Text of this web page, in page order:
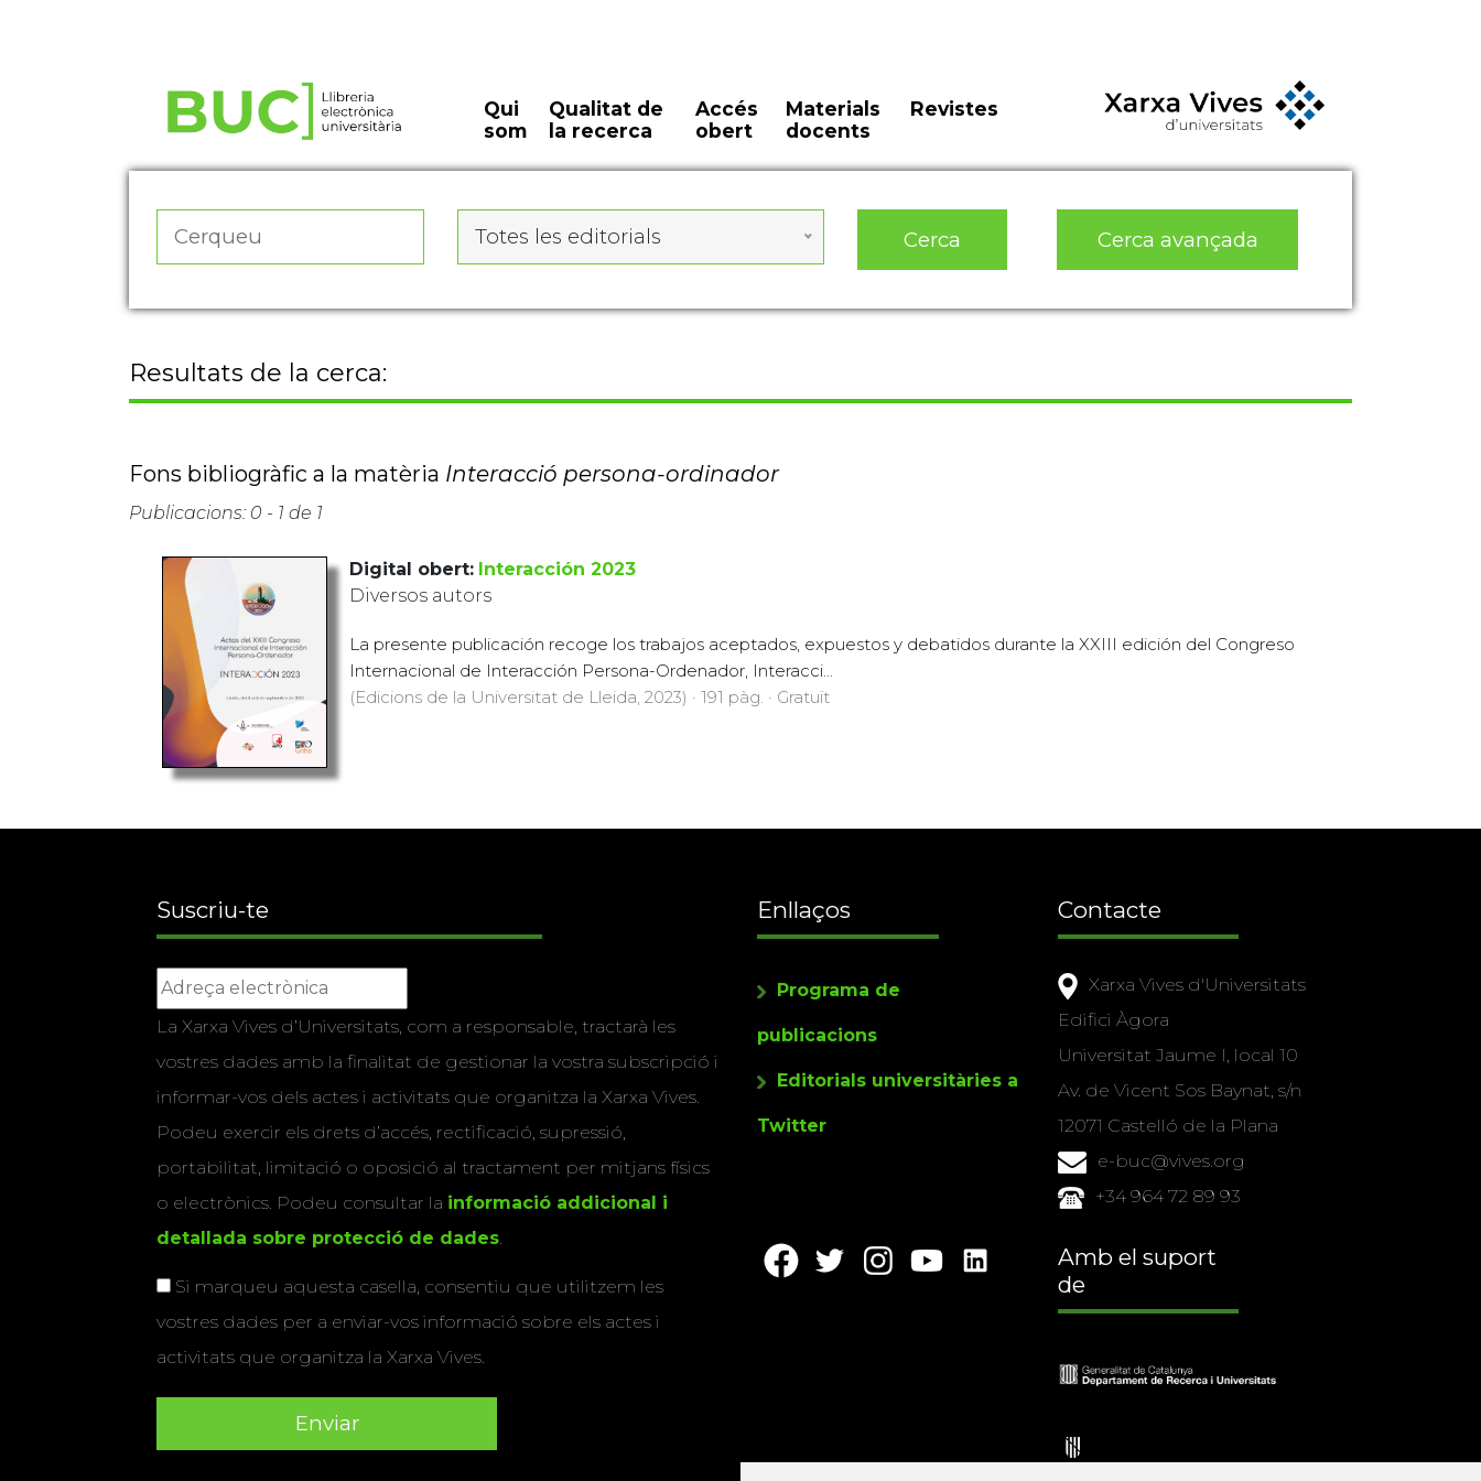
Qui
som
Qualitat de
la recerca
Accés
obert
Materials
docents
Revistes
Totes les editorials Cerca Cerca avançada
Resultats de la cerca:
Fons bibliogràfic a la matèria Interacció persona-ordinador
Publicacions: 0 - 1 de 1
Digital obert: Interacción 2023
Diversos autors
La presente publicación recoge los trabajos aceptados, expuestos y debatidos durante la XXIII edición del Congreso
Internacional de Interacción Persona-Ordenador, Interacci...
(Edicions de la Universitat de Lleida, 2023) · 191 pàg. · Gratuït
Suscriu-te
La Xarxa Vives d’Universitats, com a responsable, tractarà les
vostres dades amb la finalitat de gestionar la vostra subscripció i
informar-vos dels actes i activitats que organitza la Xarxa Vives.
Podeu exercir els drets d’accés, rectificació, supressió,
portabilitat, limitació o oposició al tractament per mitjans físics
o electrònics. Podeu consultar la informació addicional i
detallada sobre protecció de dades
Si marqueu aquesta casella, consentiu que utilitzem les
vostres dades per a enviar-vos informació sobre els actes i
activitats que organitza la Xarxa Vives.
Enllaços
Programa de
publicacions
Editorials universitàries a
Twitter
Contacte
Xarxa Vives d'Universitats
Edifici Àgora
Universitat Jaume I, local 10
Av. de Vicent Sos Baynat, s/n
12071 Castelló de la Plana
e-buc@vives.org
+34 964 72 89 93
Amb el suport
de